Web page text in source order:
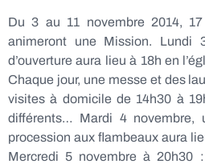
Du 3 au 11 novembre 2014,
animeront une Mission. Lundi
d’ouverture aura lieu à 18h en
Chaque jour, une messe et des
visites à domicile de 14h30 à
différents… Mardi 4 novembre,
procession aux flambeaux aura
Mercredi 5 novembre à 20h30